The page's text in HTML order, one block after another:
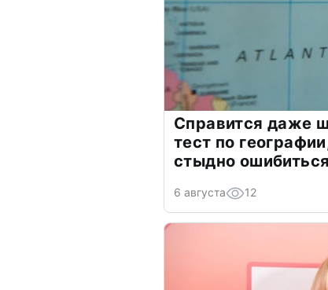
Справится даже
тест по
стыдно ошибиться
6 августа 12